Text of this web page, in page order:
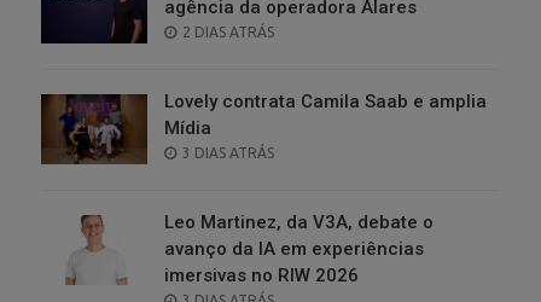
agência da operadora Alares
POSTED
2 DIAS ATRÁS
Lovely contrata Camila Saab e amplia
Mídia
POSTED
3 DIAS ATRÁS
Leo Martinez, da V3A, debate o
avanço da IA em experiências
imersivas no RIW 2026
POSTED